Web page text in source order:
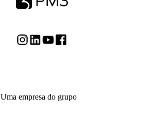
Uma empresa do grupo